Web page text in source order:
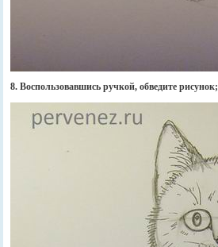
8. Воспользовавшись ручкой, обведите рисунок;